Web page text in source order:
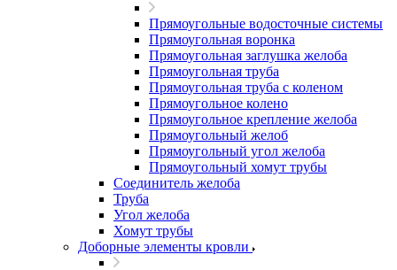
Прямоугольные водосточные системы
Прямоугольная воронка
Прямоугольная заглушка желоба
Прямоугольная труба
Прямоугольная труба c коленом
Прямоугольное колено
Прямоугольное крепление желоба
Прямоугольный желоб
Прямоугольный угол желоба
Прямоугольный хомут трубы
Соединитель желоба
Труба
Угол желоба
Хомут трубы
Доборные элементы кровли